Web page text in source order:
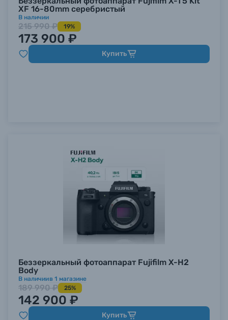
XF 16-80mm серебристый
В наличии
215 990 ₽ 19%
173 900 ₽
Купить
Беззеркальный фотоаппарат Fujifilm X-H2
Body
В наличиив 1 магазине
189 990 ₽ 25%
142 900 ₽
Купить